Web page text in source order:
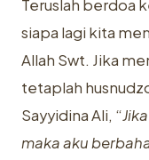
Teruslah berdoa
siapa lagi kita
Allah Swt. Jika
tetaplah
Sayyidina Ali, “
maka aku